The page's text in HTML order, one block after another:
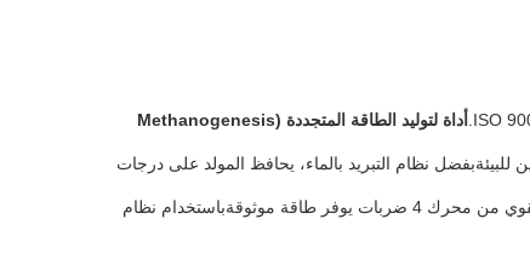
أداة لتوليد الطاقة المتجددة (Methanogenesis
للبيئةبفضل نظام التبريد بالماء، يحافظ المولد على درجات
تم تصميم مولد الغاز الحيوي Powerplus للتشغيل الهادئ ، ويضم مستوى ضجيج ≤75 DB (((A) ، مما يخلق بيئة أكثر راحة وأقل اضطرابًا.النوع القوي من محرك 4 ضربات يوفر طاقة موثوقةباستخدام نظام